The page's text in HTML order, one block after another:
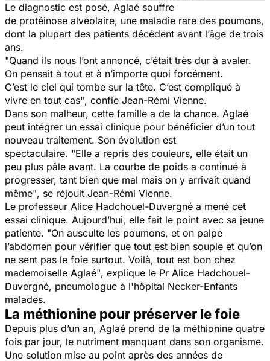
Le diagnostic est posé, Aglaé souffre
de protéinose alvéolaire, une maladie rare des poumons,
dont la plupart des patients décèdent avant l’âge de trois
ans.
"Quand ils nous l’ont annoncé, c’était très dur à avaler.
On pensait à tout et à n’importe quoi forcément.
C’est le ciel qui tombe sur la tête. C’est compliqué à
vivre en tout cas", confie Jean-Rémi Vienne.
Dans son malheur, cette famille a de la chance. Aglaé
peut intégrer un essai clinique pour bénéficier d’un tout
nouveau traitement. Son évolution est
spectaculaire. "Elle a repris des couleurs, elle était un
peu plus pâle avant. La courbe de poids a continué à
progresser, tant bien que mal mais on y arrivait quand
même", se réjouit Jean-Rémi Vienne.
Le professeur Alice Hadchouel-Duvergné a mené cet
essai clinique. Aujourd’hui, elle fait le point avec sa jeune
patiente. "On ausculte les poumons, et on palpe
l’abdomen pour vérifier que tout est bien souple et qu’on
ne sent pas le foie surtout. Voilà, tout est bon chez
mademoiselle Aglaé", explique le Pr Alice Hadchouel-
Duvergné, pneumologue à l'hôpital Necker-Enfants
malades.
La méthionine pour préserver le foie
Depuis plus d’un an, Aglaé prend de la méthionine quatre
fois par jour, le nutriment manquant dans son organisme.
Une solution mise au point après des années de